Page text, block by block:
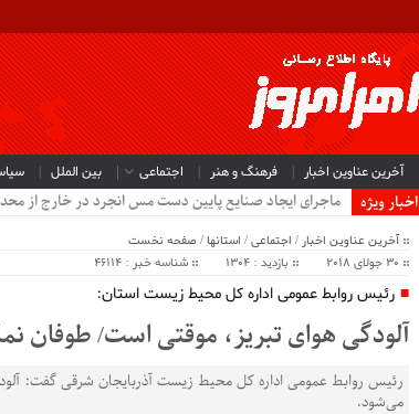
آخرین عناوین اخبار فرهنگ و هنر اجتماعی بین الملل
اخبار ویژه
ماجرای ایجاد صنایع پایین دست مس انجرد در خارج از
آخرین عناوین اخبار / اجتماعی/ استانها/صفحه نخست
30 جولای 2018
بازدید : 1304 شناسه خبر : 46114
رئیس روابط عمومی اداره کل محیط زیست استان:
آلودگی هوای تبریز، موقتی است/ طوفان
رئیس روابط عمومی اداره کل محیط زیست آذربایجان شرقی گفت:
می‌شود.